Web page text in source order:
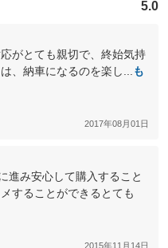
5.0
がとても親切で、終始気持
、納車になるのを楽し...
も
2017年08月01日
進み安心して購入すること
することができるとても
2015年11月14日